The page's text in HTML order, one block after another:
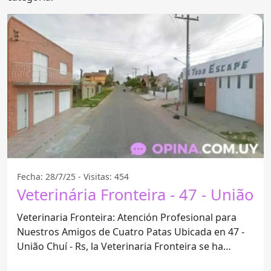
Fecha: 28/7/25 - Visitas: 454
Veterinária Fronteira - 47 - União
Veterinaria Fronteira: Atención Profesional para
Nuestros Amigos de Cuatro Patas Ubicada en 47 -
União Chuí - Rs, la Veterinaria Fronteira se ha